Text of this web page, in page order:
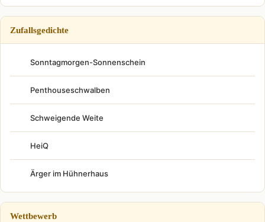
Zufallsgedichte
Sonntagmorgen-Sonnenschein
Penthouseschwalben
Schweigende Weite
HeiQ
Ärger im Hühnerhaus
Wettbewerb